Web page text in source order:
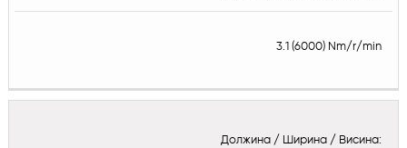
3.1 (6000) Nm/r/min
Должина / Ширина / Висина: